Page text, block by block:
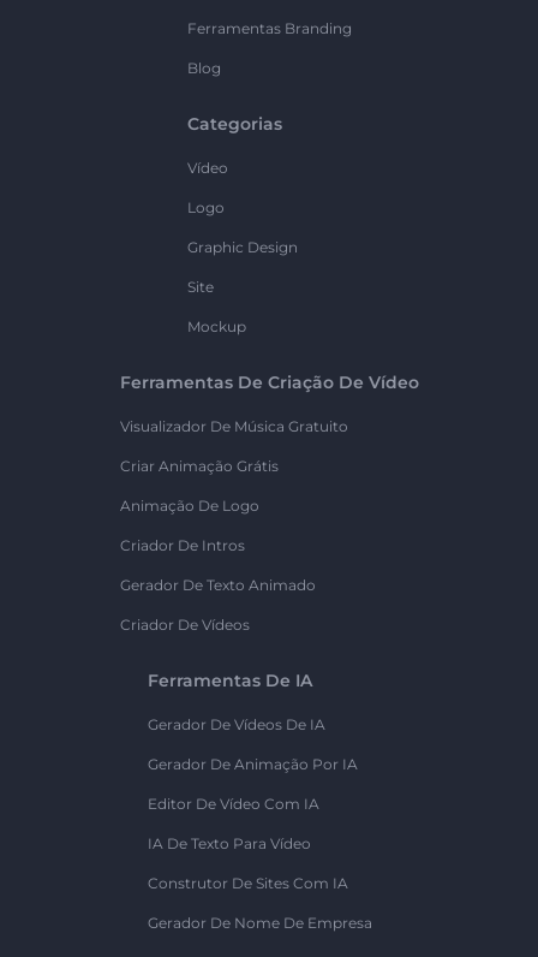
Ferramentas Branding
Blog
Categorias
Vídeo
Logo
Graphic Design
Site
Mockup
Ferramentas De Criação De Vídeo
Visualizador De Música Gratuito
Criar Animação Grátis
Animação De Logo
Criador De Intros
Gerador De Texto Animado
Criador De Vídeos
Ferramentas De IA
Gerador De Vídeos De IA
Gerador De Animação Por IA
Editor De Vídeo Com IA
IA De Texto Para Vídeo
Construtor De Sites Com IA
Gerador De Nome De Empresa